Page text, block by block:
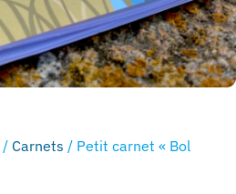
/ Carnets / Petit carnet « Bol